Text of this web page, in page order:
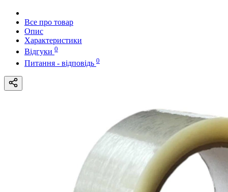
Все про товар
Опис
Характеристики
Відгуки 0
Питання - відповідь 0